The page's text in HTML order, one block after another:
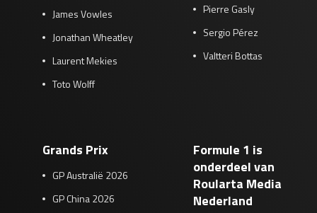
James Vowles
Jonathan Wheatley
Laurent Mekies
Toto Wolff
Pierre Gasly
Sergio Pérez
Valtteri Bottas
Grands Prix
GP Australië 2026
GP China 2026
Formule 1 is
onderdeel van
Roularta Media
Nederland